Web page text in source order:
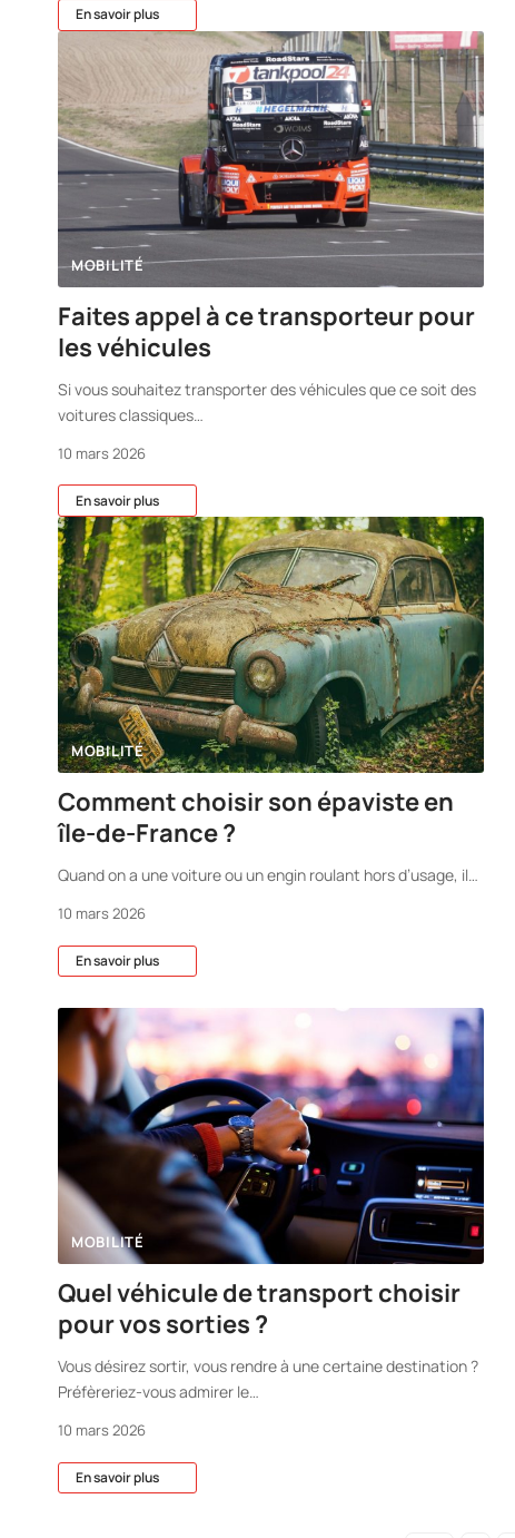
En savoir plus
MOBILITÉ
Faites appel à ce transporteur pour
les véhicules
Si vous souhaitez transporter des véhicules que ce soit des
voitures classiques…
10 mars 2026
En savoir plus
MOBILITÉ
Comment choisir son épaviste en
île-de-France ?
Quand on a une voiture ou un engin roulant hors d’usage, il…
10 mars 2026
En savoir plus
MOBILITÉ
Quel véhicule de transport choisir
pour vos sorties ?
Vous désirez sortir, vous rendre à une certaine destination ?
Préfèreriez-vous admirer le…
10 mars 2026
En savoir plus